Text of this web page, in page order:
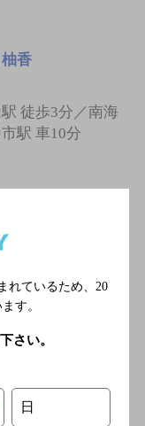
香
駅 徒歩3分／南海
駅 車10分
歌山駅／ＪＲ
山駅／ＪＲ紀
和歌山駅
れているため、 20
す。
さい。
日